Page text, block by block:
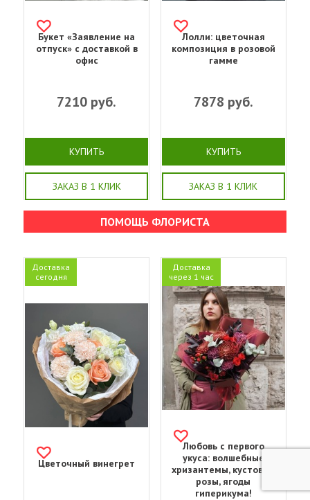
Букет «Заявление на
отпуск» с доставкой в
офис
7210 руб.
КУПИТЬ
ЗАКАЗ В 1 КЛИК
Лолли: цветочная
композиция в розовой
гамме
7878 руб.
КУПИТЬ
ЗАКАЗ В 1 КЛИК
ПОМОЩЬ ФЛОРИСТА
Доставка
сегодня
Цветочный винегрет
Доставка
через 1 час
Любовь с первого
укуса: волшебные
хризантемы, кустовые
розы, ягоды
гиперикума!